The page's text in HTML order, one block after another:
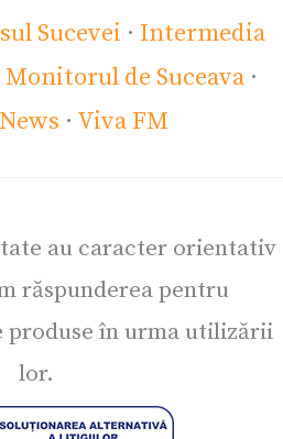
Sucevei · Intermedia
Monitorul de Suceava ·
· Viva FM
au caracter orientativ
răspunderea pentru
produse în urma utilizării
lor.